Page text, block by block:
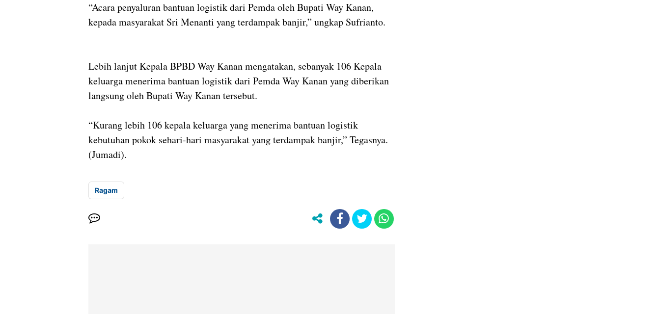
“Acara penyaluran bantuan logistik dari Pemda oleh Bupati Way Kanan,
kepada masyarakat Sri Menanti yang terdampak banjir,” ungkap Sufrianto.
Lebih lanjut Kepala BPBD Way Kanan mengatakan, sebanyak 106 Kepala
keluarga menerima bantuan logistik dari Pemda Way Kanan yang diberikan
langsung oleh Bupati Way Kanan tersebut.
“Kurang lebih 106 kepala keluarga yang menerima bantuan logistik
kebutuhan pokok sehari-hari masyarakat yang terdampak banjir,” Tegasnya.
(Jumadi).
Ragam